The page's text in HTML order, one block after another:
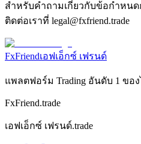
สำหรับคำถามเกี่ยวกับข้อกำหน
ติดต่อเราที่ legal@fxfriend.trade
FxFriendเอฟเอ็กซ์ เฟรนด์
แพลตฟอร์ม Trading อันดับ 1 ขอ
FxFriend.trade
เอฟเอ็กซ์ เฟรนด์.trade